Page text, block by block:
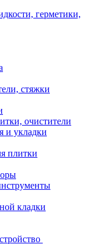
герметики,
стяжки
очистители
и укладки
плитки
кладки